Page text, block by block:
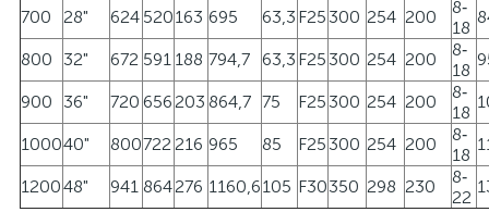
700 28" 624 520163 695 63,3 F25 300 254 200
8‐
18
800 32" 672 591 188 794,7 63,3 F25 300 254 200
8‐
18
900 36" 720 656203 864,7 75 F25 300 254 200
8‐
18
100040" 800722216 965 85 F25 300 254 200
8‐
18
120048" 941 864276 1160,6105 F30350 298 230
8‐
22